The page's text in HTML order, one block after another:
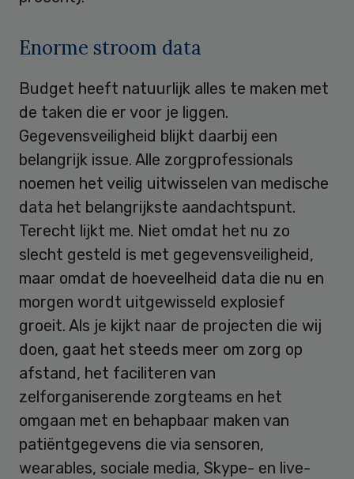
Enorme stroom data
Budget heeft natuurlijk alles te maken met
de taken die er voor je liggen.
Gegevensveiligheid blijkt daarbij een
belangrijk issue. Alle zorgprofessionals
noemen het veilig uitwisselen van medische
data het belangrijkste aandachtspunt.
Terecht lijkt me. Niet omdat het nu zo
slecht gesteld is met gegevensveiligheid,
maar omdat de hoeveelheid data die nu en
morgen wordt uitgewisseld explosief
groeit. Als je kijkt naar de projecten die wij
doen, gaat het steeds meer om zorg op
afstand, het faciliteren van
zelforganiserende zorgteams en het
omgaan met en behapbaar maken van
patiëntgegevens die via sensoren,
wearables, sociale media, Skype- en live-